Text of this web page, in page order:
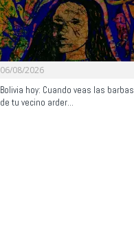
06/08/2026
Bolivia hoy: Cuando veas las barbas
de tu vecino arder…